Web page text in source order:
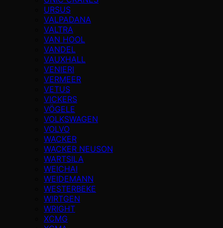
URSUS
VALPADANA
VALTRA
VAN HOOL
VANDEL
VAUXHALL
VENIERI
VERMEER
VETUS
VICKERS
VÖGELE
VOLKSWAGEN
VOLVO
WACKER
WACKER NEUSON
WARTSILA
WEICHAI
WEIDEMANN
WESTERBEKE
WIRTGEN
WRIGHT
XCMG